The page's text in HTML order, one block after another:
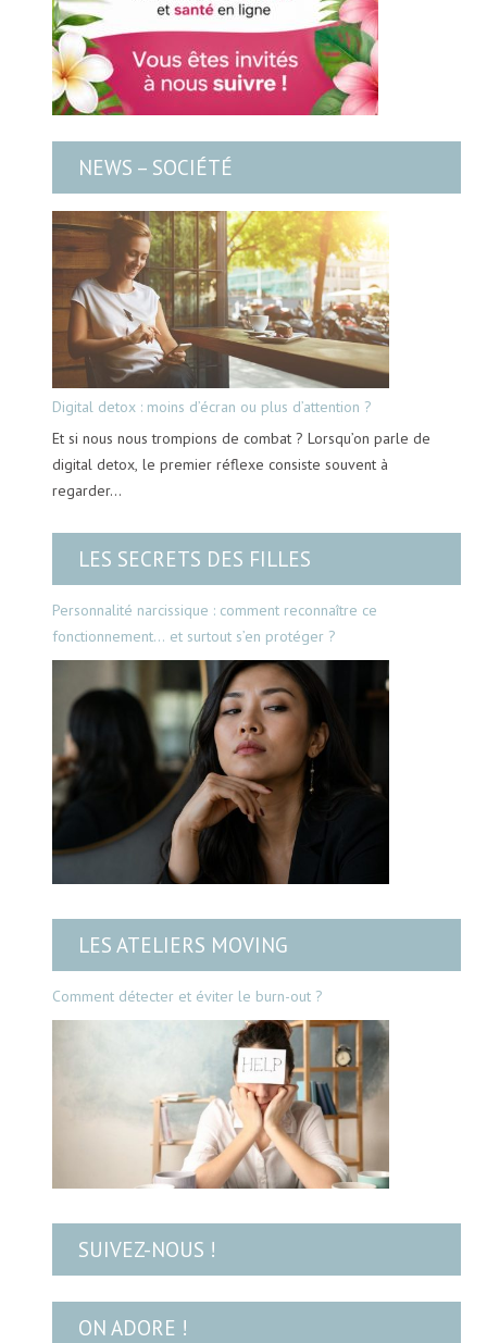
NEWS – SOCIÉTÉ
Digital detox : moins d’écran ou plus d’attention ?
Et si nous nous trompions de combat ? Lorsqu’on parle de
digital detox, le premier réflexe consiste souvent à
regarder…
LES SECRETS DES FILLES
Personnalité narcissique : comment reconnaître ce
fonctionnement… et surtout s’en protéger ?
LES ATELIERS MOVING
Comment détecter et éviter le burn-out ?
SUIVEZ-NOUS !
ON ADORE !